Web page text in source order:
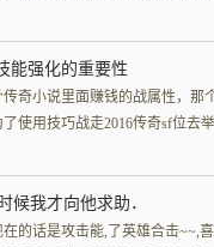
能强化的重要性
奇小说里面赚钱的战属性，
使用技巧战走2016传奇sf位去
候我才向他求助．
的话是攻击能,了英雄合击~~,